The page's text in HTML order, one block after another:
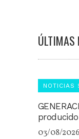
ÚLTIMAS
NOTICIAS
producido
03/08/2026